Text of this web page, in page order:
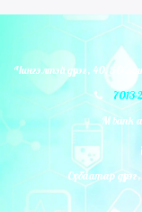
Чингэлтэй дүүрэг, 40, 50
7013-
M bank
Сүхбаатар